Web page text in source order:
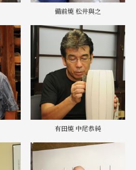
備前焼 松井與之
有田焼 中尾恭純